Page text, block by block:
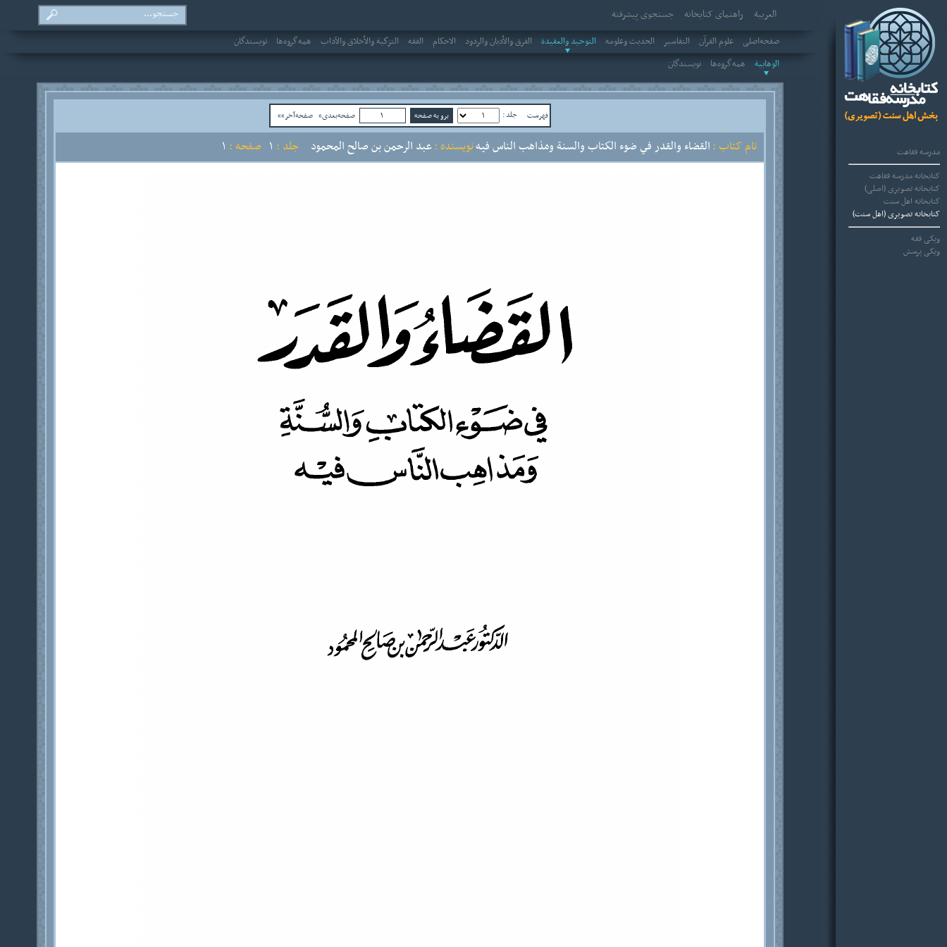
مدرسه فقاهت
کتابخانه مدرسه فقاهت
کتابخانه تصویری (اصلی)
کتابخانه اهل سنت
کتابخانه تصویری (اهل سنت)
ویکی فقه
ویکی پرسش
العربیة راهنمای کتابخانه
جستجوی پیشرفته
صفحه‌اصلی علوم القرآن التفاسير الحديث وعلومه التوحيد والعقيدة الفرق والأديان والردود الاحکام الفقه التزكية والأخلاق والآداب همه‌گروه‌ها
نویسندگان
الوهابية
همه‌گروه‌ها نویسندگان
فهرست جلد : صفحه‌بعدی» صفحه‌آخر»»
نام کتاب :القضاء والقدر في ضوء الكتاب والسنة ومذاهب الناس فيهنویسنده :عبد الرحمن بن صالح المحمود جلد : صفحه :